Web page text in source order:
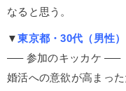
なると思う。
▼東京都・30代（男性）
—– 参加のキッカケ —–
婚活への意欲が高まった